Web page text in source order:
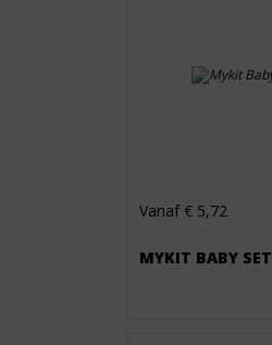
Vanaf € 5,72
MYKIT BABY SET